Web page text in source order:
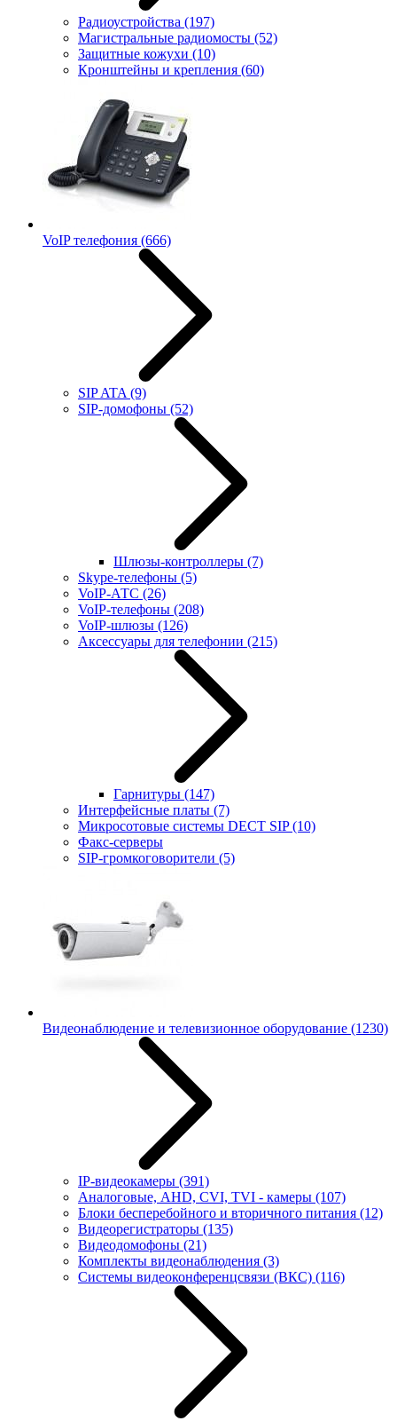
Радиоустройства (197)
Магистральные радиомосты (52)
Защитные кожухи (10)
Кронштейны и крепления (60)
VoIP телефония (666)
SIP ATA (9)
SIP-домофоны (52)
Шлюзы-контроллеры (7)
Skype-телефоны (5)
VoIP-АТС (26)
VoIP-телефоны (208)
VoIP-шлюзы (126)
Аксессуары для телефонии (215)
Гарнитуры (147)
Интерфейсные платы (7)
Микросотовые системы DECT SIP(10)
Факс-серверы
SIP-громкоговорители (5)
Видеонаблюдение и телевизионное оборудование (1230)
IP-видеокамеры (391)
Аналоговые, AHD, CVI, TVI - камеры (107)
Блоки бесперебойного и вторичного питания (12)
Видеорегистраторы (135)
Видеодомофоны (21)
Комплекты видеонаблюдения (3)
Системы видеоконференцсвязи (ВКС) (116)